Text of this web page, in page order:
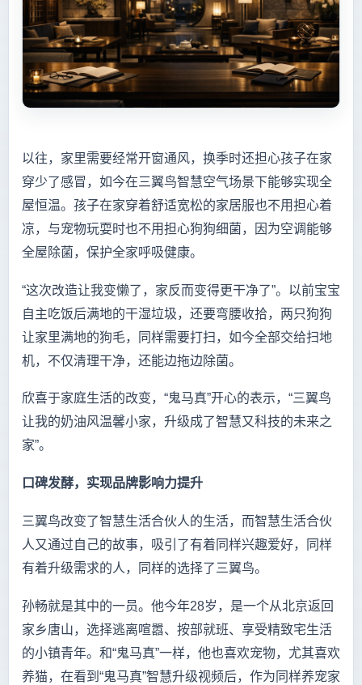
以往，家里需要经常开窗通风，换季时还担心孩子在家
穿少了感冒，如今在三翼鸟智慧空气场景下能够实现全
屋恒温。孩子在家穿着舒适宽松的家居服也不用担心着
凉，与宠物玩耍时也不用担心狗狗细菌，因为空调能够
全屋除菌，保护全家呼吸健康。
“这次改造让我变懒了，家反而变得更干净了”。以前宝宝
自主吃饭后满地的干湿垃圾，还要弯腰收拾，两只狗狗
让家里满地的狗毛，同样需要打扫，如今全部交给扫地
机，不仅清理干净，还能边拖边除菌。
欣喜于家庭生活的改变，“鬼马真”开心的表示，“三翼鸟
让我的奶油风温馨小家，升级成了智慧又科技的未来之
家”。
口碑发酵，实现品牌影响力提升
三翼鸟改变了智慧生活合伙人的生活，而智慧生活合伙
人又通过自己的故事，吸引了有着同样兴趣爱好，同样
有着升级需求的人，同样的选择了三翼鸟。
孙畅就是其中的一员。他今年28岁，是一个从北京返回
家乡唐山，选择逃离喧嚣、按部就班、享受精致宅生活
的小镇青年。和“鬼马真”一样，他也喜欢宠物，尤其喜欢
养猫，在看到“鬼马真”智慧升级视频后，作为同样养宠家